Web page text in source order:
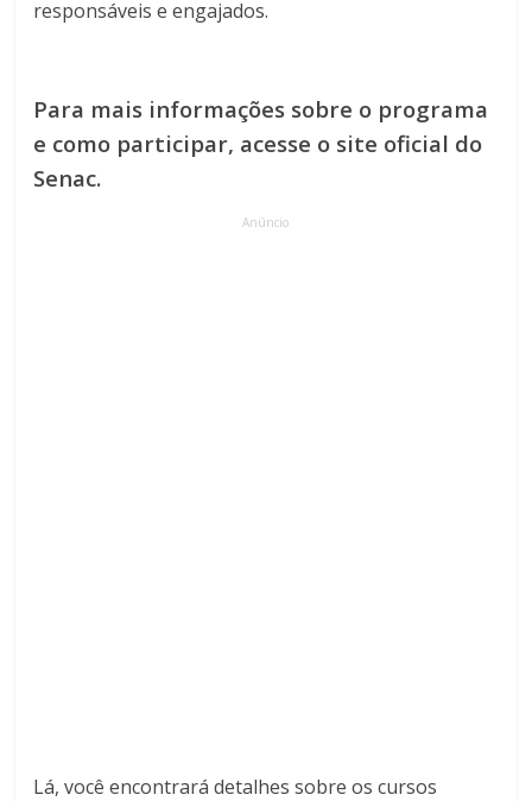
responsáveis e engajados.
Para mais informações sobre o programa
e como participar, acesse o site oficial do
Senac.
Anúncio
Lá, você encontrará detalhes sobre os cursos